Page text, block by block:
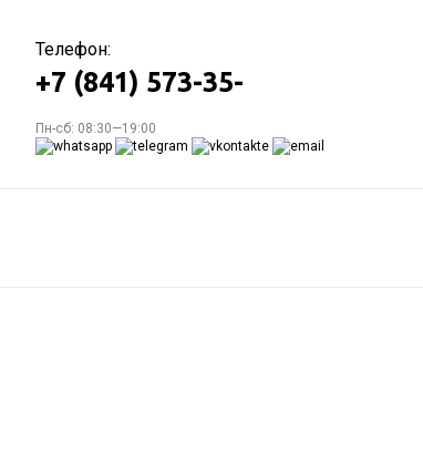
Телефон:
+7 (841) 573-35-
Пн-сб: 08:30—19:00